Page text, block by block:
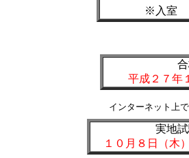
※入室
平成２７年
インターネット上
実地
１０月８日（木